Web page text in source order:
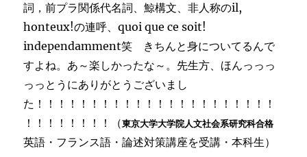
詞，前プラ関係代名詞、鯨構文、非人称のil,
honteux!の連呼、quoi que ce soit!
independamment笑 きちんと身についてるんで
すよね。あ～楽しかったな～。先生方、ほんっっっ
っっとうにありがとうございまし
た！！！！！！！！！！！！！！！！！！！！！！
！！！！！！！！（東京大学大学院人文社会系研究科合格
英語・フランス語・論述対策講座を受講・本科生）